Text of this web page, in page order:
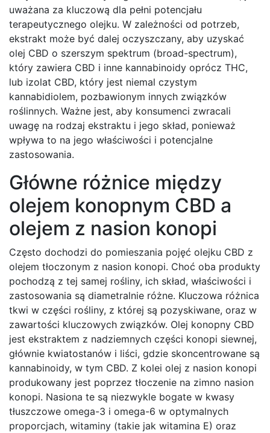
uważana za kluczową dla pełni potencjału
terapeutycznego olejku. W zależności od potrzeb,
ekstrakt może być dalej oczyszczany, aby uzyskać
olej CBD o szerszym spektrum (broad-spectrum),
który zawiera CBD i inne kannabinoidy oprócz THC,
lub izolat CBD, który jest niemal czystym
kannabidiolem, pozbawionym innych związków
roślinnych. Ważne jest, aby konsumenci zwracali
uwagę na rodzaj ekstraktu i jego skład, ponieważ
wpływa to na jego właściwości i potencjalne
zastosowania.
Główne różnice między
olejem konopnym CBD a
olejem z nasion konopi
Często dochodzi do pomieszania pojęć olejku CBD z
olejem tłoczonym z nasion konopi. Choć oba produkty
pochodzą z tej samej rośliny, ich skład, właściwości i
zastosowania są diametralnie różne. Kluczowa różnica
tkwi w części rośliny, z której są pozyskiwane, oraz w
zawartości kluczowych związków. Olej konopny CBD
jest ekstraktem z nadziemnych części konopi siewnej,
głównie kwiatostanów i liści, gdzie skoncentrowane są
kannabinoidy, w tym CBD. Z kolei olej z nasion konopi
produkowany jest poprzez tłoczenie na zimno nasion
konopi. Nasiona te są niezwykle bogate w kwasy
tłuszczowe omega-3 i omega-6 w optymalnych
proporcjach, witaminy (takie jak witamina E) oraz